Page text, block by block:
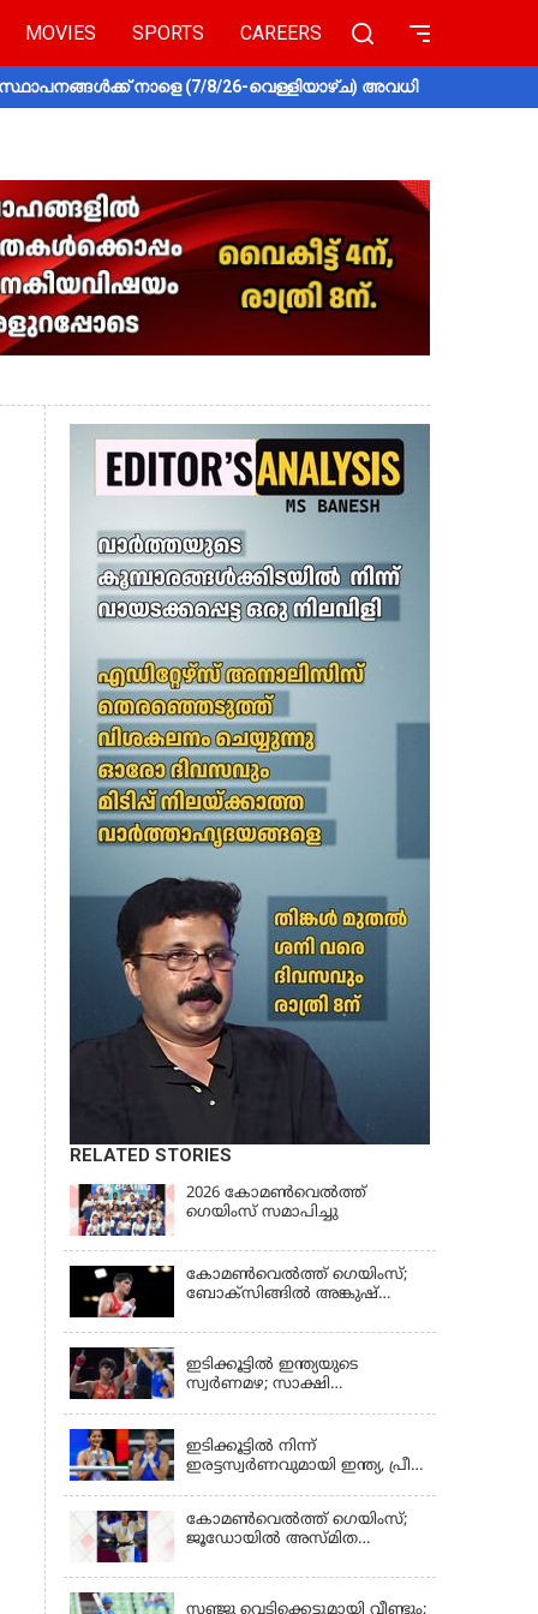
MOVIES SPORTS CAREERS
നാളെ (7/8/26-വെള്ളിയാഴ്ച) അവധി
RELATED STORIES
2026 കോമണ്‍വെല്‍ത്ത്
ഗെയിംസ് സമാപിച്ചു
കോമണ്‍വെല്‍ത്ത് ഗെയിംസ്;
ബോക്‌സിങ്ങില്‍ അങ്കുഷ്
ഇടിക്കൂട്ടിൽ ഇന്ത്യയുടെ
സ്വർണമഴ; സാക്ഷി
ഇടിക്കൂട്ടിൽ നിന്ന്
ഇരട്ടസ്വർണവുമായി ഇന്ത്യ, പ്രീതി
കോമണ്‍വെല്‍ത്ത് ഗെയിംസ്;
ജൂഡോയിൽ അസ്മിത
സഞ്ജു വെടിക്കെട്ടുമായി വീണ്ടും;